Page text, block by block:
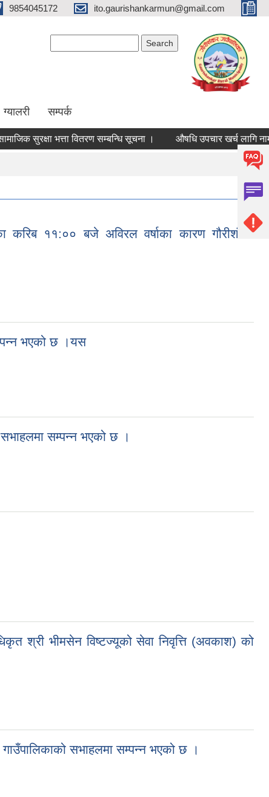
9854045172 ito.gaurishankarmun@gmail.com
ग्यालरी सम्पर्क
सुरक्षा भत्ता वितरण सम्बन्धि सूचना । औषधि उपचार खर्च लागि
करिब ११:०० बजे अविरल वर्षाका कारण गौरीशंकर
भएको छ ।यस
सम्पन्न भएको छ ।
श्री भीमसेन विष्टज्यूको सेवा निवृत्ति (अवकाश) को
गाउँपालिकाको सभाहलमा सम्पन्न भएको छ ।